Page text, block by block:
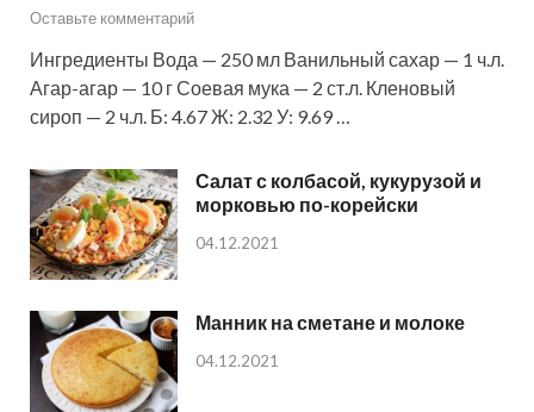
Оставьте комментарий
Ингредиенты Вода — 250 мл Ванильный сахар — 1 ч.л.
Агар-агар — 10 г Соевая мука — 2 ст.л. Кленовый
сироп — 2 ч.л. Б: 4.67 Ж: 2.32 У: 9.69 …
Салат с колбасой, кукурузой и
морковью по-корейски
04.12.2021
Манник на сметане и молоке
04.12.2021